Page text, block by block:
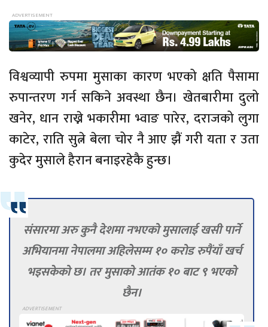
विश्वव्यापी रुपमा मुसाका कारण भएको क्षति पैसामा
रुपान्तरण गर्न सकिने अवस्था छैन। खेतबारीमा दुलो
खनेर, धान राख्ने भकारीमा भ्वाङ पारेर, दराजको लुगा
काटेर, राति सुत्ने बेला चोर नै आए झैं गरी यता र उता
कुदेर मुसाले हैरान बनाइरहेकै हुन्छ।
संसारमा अरु कुनै देशमा नभएको मुसालाई खसी पार्ने
अभियानमा नेपालमा अहिलेसम्म १० करोड रुपैंयाँ खर्च
भइसकेको छ। तर मुसाको आतंक १० बाट ९ भएको
छैन।